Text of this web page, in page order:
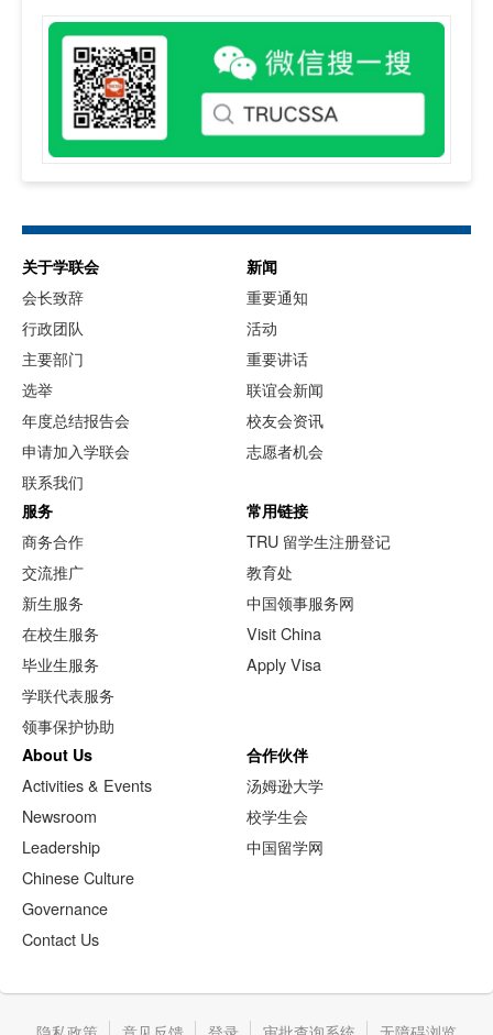
关于学联会
会长致辞
行政团队
主要部门
选举
年度总结报告会
申请加入学联会
联系我们
新闻
重要通知
活动
重要讲话
联谊会新闻
校友会资讯
志愿者机会
服务
商务合作
交流推广
新生服务
在校生服务
毕业生服务
学联代表服务
领事保护协助
常用链接
TRU 留学生注册登记
教育处
中国领事服务网
Visit China
Apply Visa
About Us
Activities & Events
Newsroom
Leadership
Chinese Culture
Governance
Contact Us
合作伙伴
汤姆逊大学
校学生会
中国留学网